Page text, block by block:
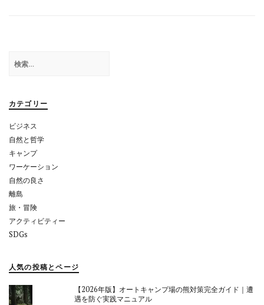
ー
ョ
ン
索:
カテゴリー
ビジネス
自然と哲学
キャンプ
ワーケーション
自然の良さ
離島
旅・冒険
アクティビティー
SDGs
人気の投稿とページ
【2026年版】オートキャンプ場の熊対策完全ガイド｜遭
遇を防ぐ実践マニュアル